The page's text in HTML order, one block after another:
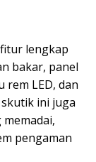
lengkap
bakar, panel
LED, dan
ini juga
pengaman